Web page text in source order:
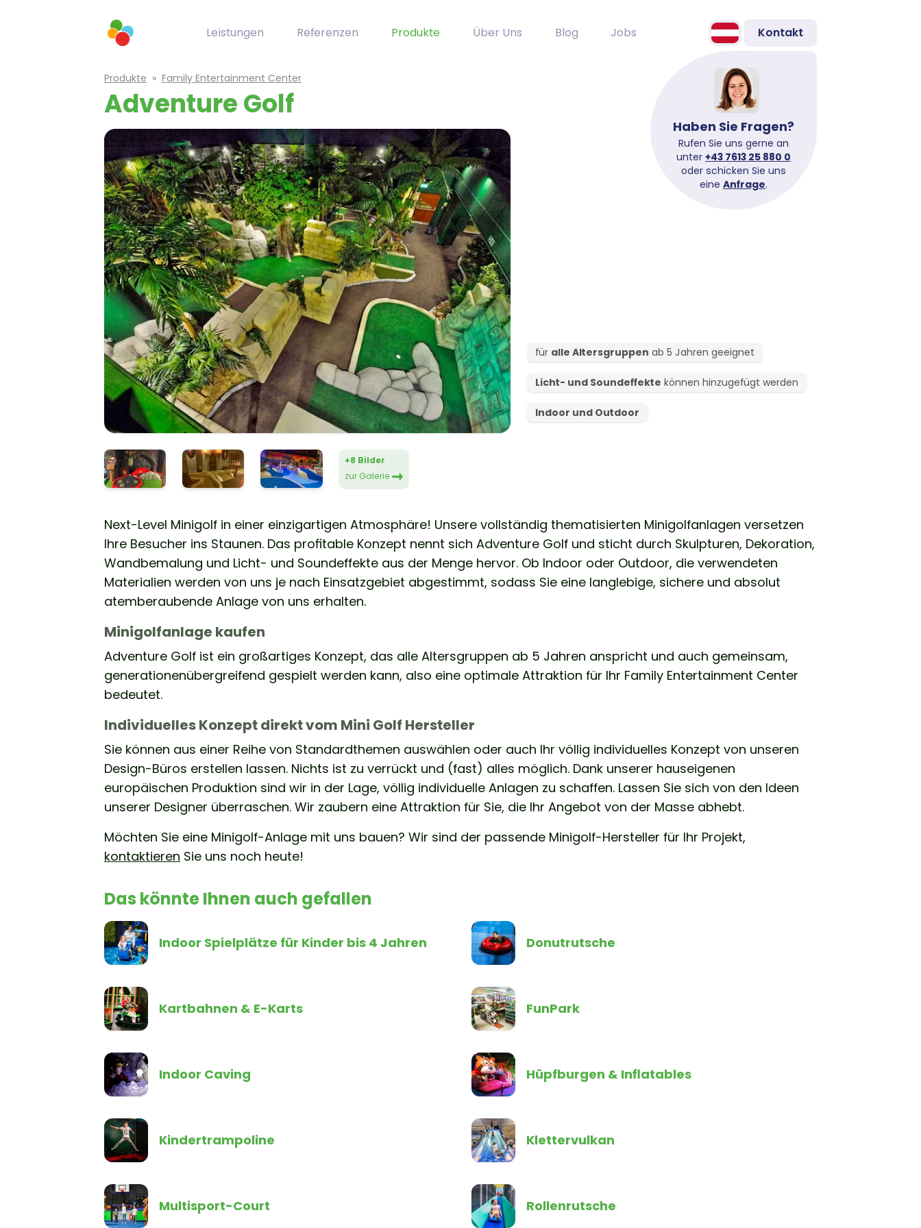
Leistungen Referenzen Produkte Über Uns Blog Jobs
Haben Sie Fragen?
Rufen Sie uns gerne an
unter+43 7613 25 880 0
oder schicken Sie uns
eineAnfrage.
Kontakt
Produkte » Family Entertainment Center
Adventure Golf
+8 Bilder
zur Galerie
für alle Altersgruppen ab 5 Jahren geeignet
Licht- und Soundeffekte können hinzugefügt werden
Indoor und Outdoor
Next-Level Minigolf in einer einzigartigen Atmosphäre! Unsere vollständig thematisierten Minigolfanlagen versetzen
Ihre Besucher ins Staunen. Das profitable Konzept nennt sich Adventure Golf und sticht durch Skulpturen, Dekoration,
Wandbemalung und Licht- und Soundeffekte aus der Menge hervor. Ob Indoor oder Outdoor, die verwendeten
Materialien werden von uns je nach Einsatzgebiet abgestimmt, sodass Sie eine langlebige, sichere und absolut
atemberaubende Anlage von uns erhalten.
Minigolfanlage kaufen
Adventure Golf ist ein großartiges Konzept, das alle Altersgruppen ab 5 Jahren anspricht und auch gemeinsam,
generationenübergreifend gespielt werden kann, also eine optimale Attraktion für Ihr Family Entertainment Center
bedeutet.
Individuelles Konzept direkt vom Mini Golf Hersteller
Sie können aus einer Reihe von Standardthemen auswählen oder auch Ihr völlig individuelles Konzept von unseren
Design-Büros erstellen lassen. Nichts ist zu verrückt und (fast) alles möglich. Dank unserer hauseigenen
europäischen Produktion sind wir in der Lage, völlig individuelle Anlagen zu schaffen. Lassen Sie sich von den Ideen
unserer Designer überraschen. Wir zaubern eine Attraktion für Sie, die Ihr Angebot von der Masse abhebt.
Möchten Sie eine Minigolf-Anlage mit uns bauen? Wir sind der passende Minigolf-Hersteller für Ihr Projekt,
kontaktieren Sie uns noch heute!
Das könnte Ihnen auch gefallen
Indoor Spielplätze für Kinder bis 4 Jahren Donutrutsche
Kartbahnen & E-Karts FunPark
Indoor Caving Hüpfburgen & Inflatables
Kindertrampoline Klettervulkan
Multisport-Court Rollenrutsche